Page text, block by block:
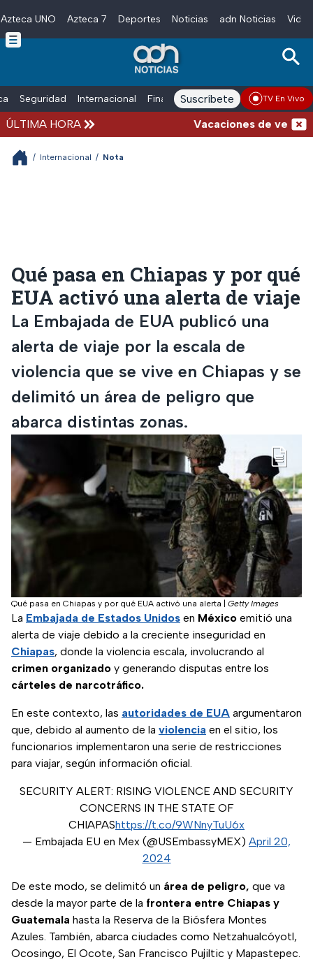
Skip to main content
Azteca UNO Azteca 7 Deportes Noticias adn Noticias
Seguridad Internacional Finanzas adn Noticias Radio
Suscríbete TV En Vivo
ÚLTIMA HORA Vacaciones de verano
/ Internacional / Nota
Qué pasa en Chiapas y por qué
EUA activó una alerta de viaje
La Embajada de EUA publicó una
alerta de viaje por la escala de
violencia que se vive en Chiapas y se
delimitó un área de peligro que
abarca distintas zonas.
Qué pasa en Chiapas y por qué EUA activó una alerta Getty Images
La Embajada de Estados Unidos en México emitió una
alerta de viaje debido a la creciente inseguridad en
Chiapas, donde la violencia escala, involucrando al
crimen organizado y generando disputas entre los
cárteles de narcotráfico.
En este contexto, las autoridades de EUA argumentaron
que, debido al aumento de la violencia en el sitio, los
funcionarios implementaron una serie de restricciones
para viajar, según información oficial.
SECURITY ALERT: RISING VIOLENCE AND SECURITY
CONCERNS IN THE STATE OF
CHIAPAShttps://t.co/9WNnyTuU6x
— Embajada EU en Mex (@USEmbassyMEX) April 20,
2024
De este modo, se delimitó un área de peligro, que va
desde la mayor parte de la frontera entre Chiapas y
Guatemala hasta la Reserva de la Biósfera Montes
Azules. También, abarca ciudades como Netzahualcóyotl,
Ocosingo, El Ocote, San Francisco Pujiltic y Mapastepec.